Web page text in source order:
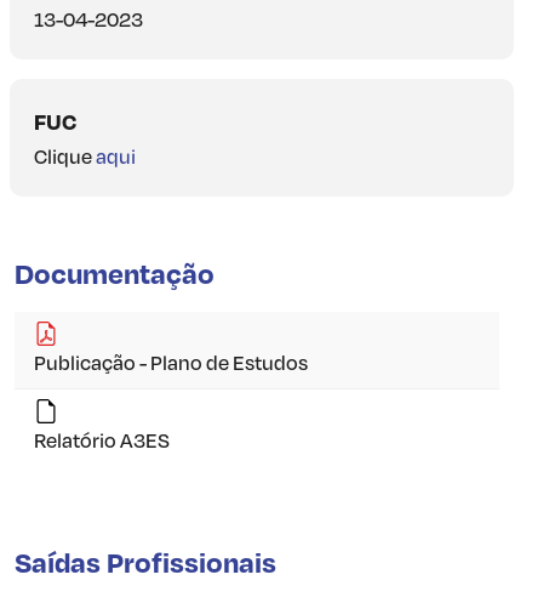
13-04-2023
FUC
Cliqueaqui
Documentação
Publicação - Plano de Estudos
Relatório A3ES
Saídas Profissionais